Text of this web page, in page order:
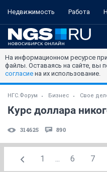
Недвижимость Работа
На информационном ресурсе
файлы. Оставаясь на сайте, вы
согласие на их использование.
НГС.Форум Бизнес Свое
314625 890
1 ... 6 7